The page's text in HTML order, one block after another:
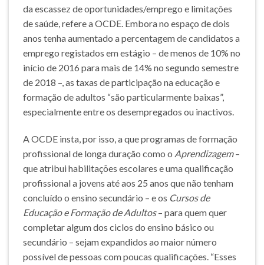
da escassez de oportunidades/emprego e limitações
de saúde, refere a OCDE. Embora no espaço de dois
anos tenha aumentado a percentagem de candidatos a
emprego registados em estágio – de menos de 10% no
início de 2016 para mais de 14% no segundo semestre
de 2018 –, as taxas de participação na educação e
formação de adultos “são particularmente baixas”,
especialmente entre os desempregados ou inactivos.
A OCDE insta, por isso, a que programas de formação
profissional de longa duração como o Aprendizagem–
que atribui habilitações escolares e uma qualificação
profissional a jovens até aos 25 anos que não tenham
concluído o ensino secundário – e os Cursos de
Educação e Formação de Adultos– para quem quer
completar algum dos ciclos do ensino básico ou
secundário – sejam expandidos ao maior número
possível de pessoas com poucas qualificações. “Esses